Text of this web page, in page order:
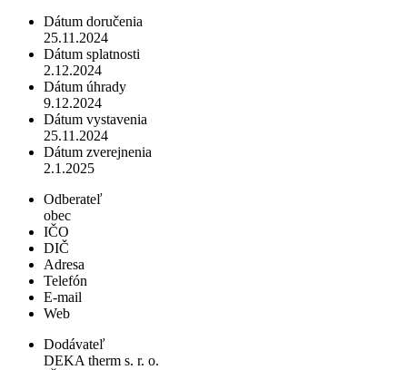
Dátum doručenia
25.11.2024
Dátum splatnosti
2.12.2024
Dátum úhrady
9.12.2024
Dátum vystavenia
25.11.2024
Dátum zverejnenia
2.1.2025
Odberateľ
obec
IČO
DIČ
Adresa
Telefón
E-mail
Web
Dodávateľ
DEKA therm s. r. o.